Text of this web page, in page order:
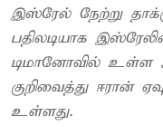
இஸ்ரேல் நேற்று
பதிலடியாக
டிமானோவில்
குறிவைத்து ஈரான்
உள்ளது.